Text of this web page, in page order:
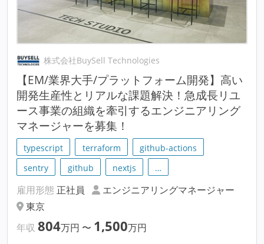
株式会社BuySell Technologies
【EM/業界大手/プラットフォーム開発】高い
開発生産性とリアルな課題解決！急成長リユ
ース事業の組織を牽引するエンジニアリング
マネージャーを募集！
typescript terraform
github-actions
sentry
github nextjs …
雇用形態 正社員
エンジニアリングマネージャー
東京
年収 804万円 〜 1,500万円